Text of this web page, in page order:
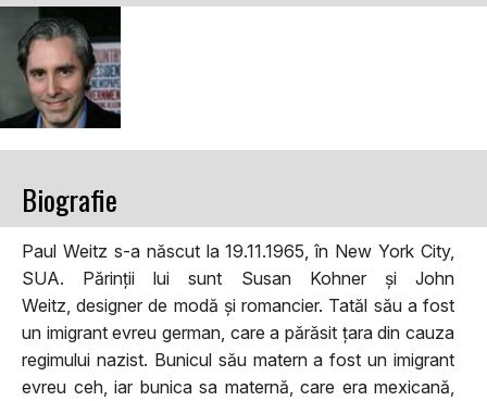
Biografie
Paul Weitz s-a născut la 19.11.1965, în New York City,
SUA. Părinții lui sunt Susan Kohner și John
Weitz, designer de modă și romancier. Tatăl său a fost
un imigrant evreu german, care a părăsit țara din cauza
regimului nazist. Bunicul său matern a fost un imigrant
evreu ceh, iar bunica sa maternă, care era mexicană,